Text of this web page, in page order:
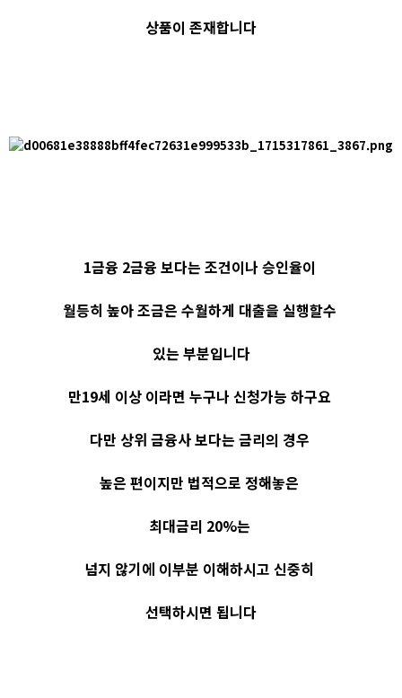
상품이 존재합니다
1금융 2금융 보다는 조건이나 승인율이
월등히 높아 조금은 수월하게 대출을 실행할수
있는 부분입니다
만19세 이상 이라면 누구나 신청가능 하구요
다만 상위 금융사 보다는 금리의 경우
높은 편이지만 법적으로 정해놓은
최대금리 20%는
넘지 않기에 이부분 이해하시고 신중히
선택하시면 됩니다